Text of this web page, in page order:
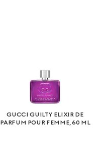
GUCCI GUILTY ELIXIR DE
PARFUM POUR FEMME, 60 ML